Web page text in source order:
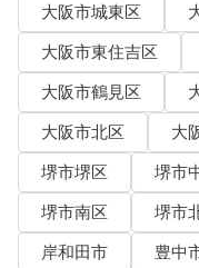
大阪市城東区
大阪市東住吉区
大阪市鶴見区
大阪市北区
大
堺市堺区
堺市
堺市南区
堺市
岸和田市
豊中